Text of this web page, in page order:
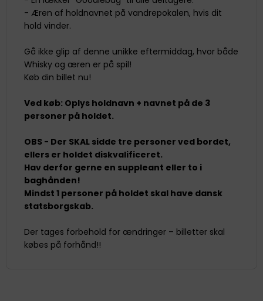
- Æren af holdnavnet på vandrepokalen, hvis dit
hold vinder.
Gå ikke glip af denne unikke eftermiddag, hvor både
Whisky og æren er på spil!
Køb din billet nu!
Ved køb: Oplys holdnavn + navnet på de 3
personer på holdet.
OBS - Der SKAL sidde tre personer ved bordet,
ellers er holdet diskvalificeret.
Hav derfor gerne en suppleant eller to i
baghånden!
Mindst 1 personer på holdet skal have dansk
statsborgskab.
Der tages forbehold for ændringer – billetter skal
købes på forhånd!!